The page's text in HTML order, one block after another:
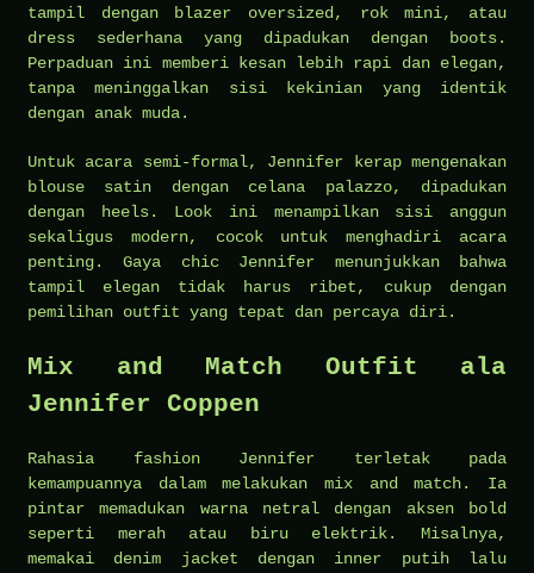
tampil dengan blazer oversized, rok mini, atau
dress sederhana yang dipadukan dengan boots.
Perpaduan ini memberi kesan lebih rapi dan elegan,
tanpa meninggalkan sisi kekinian yang identik
dengan anak muda.
Untuk acara semi-formal, Jennifer kerap mengenakan
blouse satin dengan celana palazzo, dipadukan
dengan heels. Look ini menampilkan sisi anggun
sekaligus modern, cocok untuk menghadiri acara
penting. Gaya chic Jennifer menunjukkan bahwa
tampil elegan tidak harus ribet, cukup dengan
pemilihan outfit yang tepat dan percaya diri.
Mix and Match Outfit ala
Jennifer Coppen
Rahasia fashion Jennifer terletak pada
kemampuannya dalam melakukan mix and match. Ia
pintar memadukan warna netral dengan aksen bold
seperti merah atau biru elektrik. Misalnya,
memakai denim jacket dengan inner putih lalu